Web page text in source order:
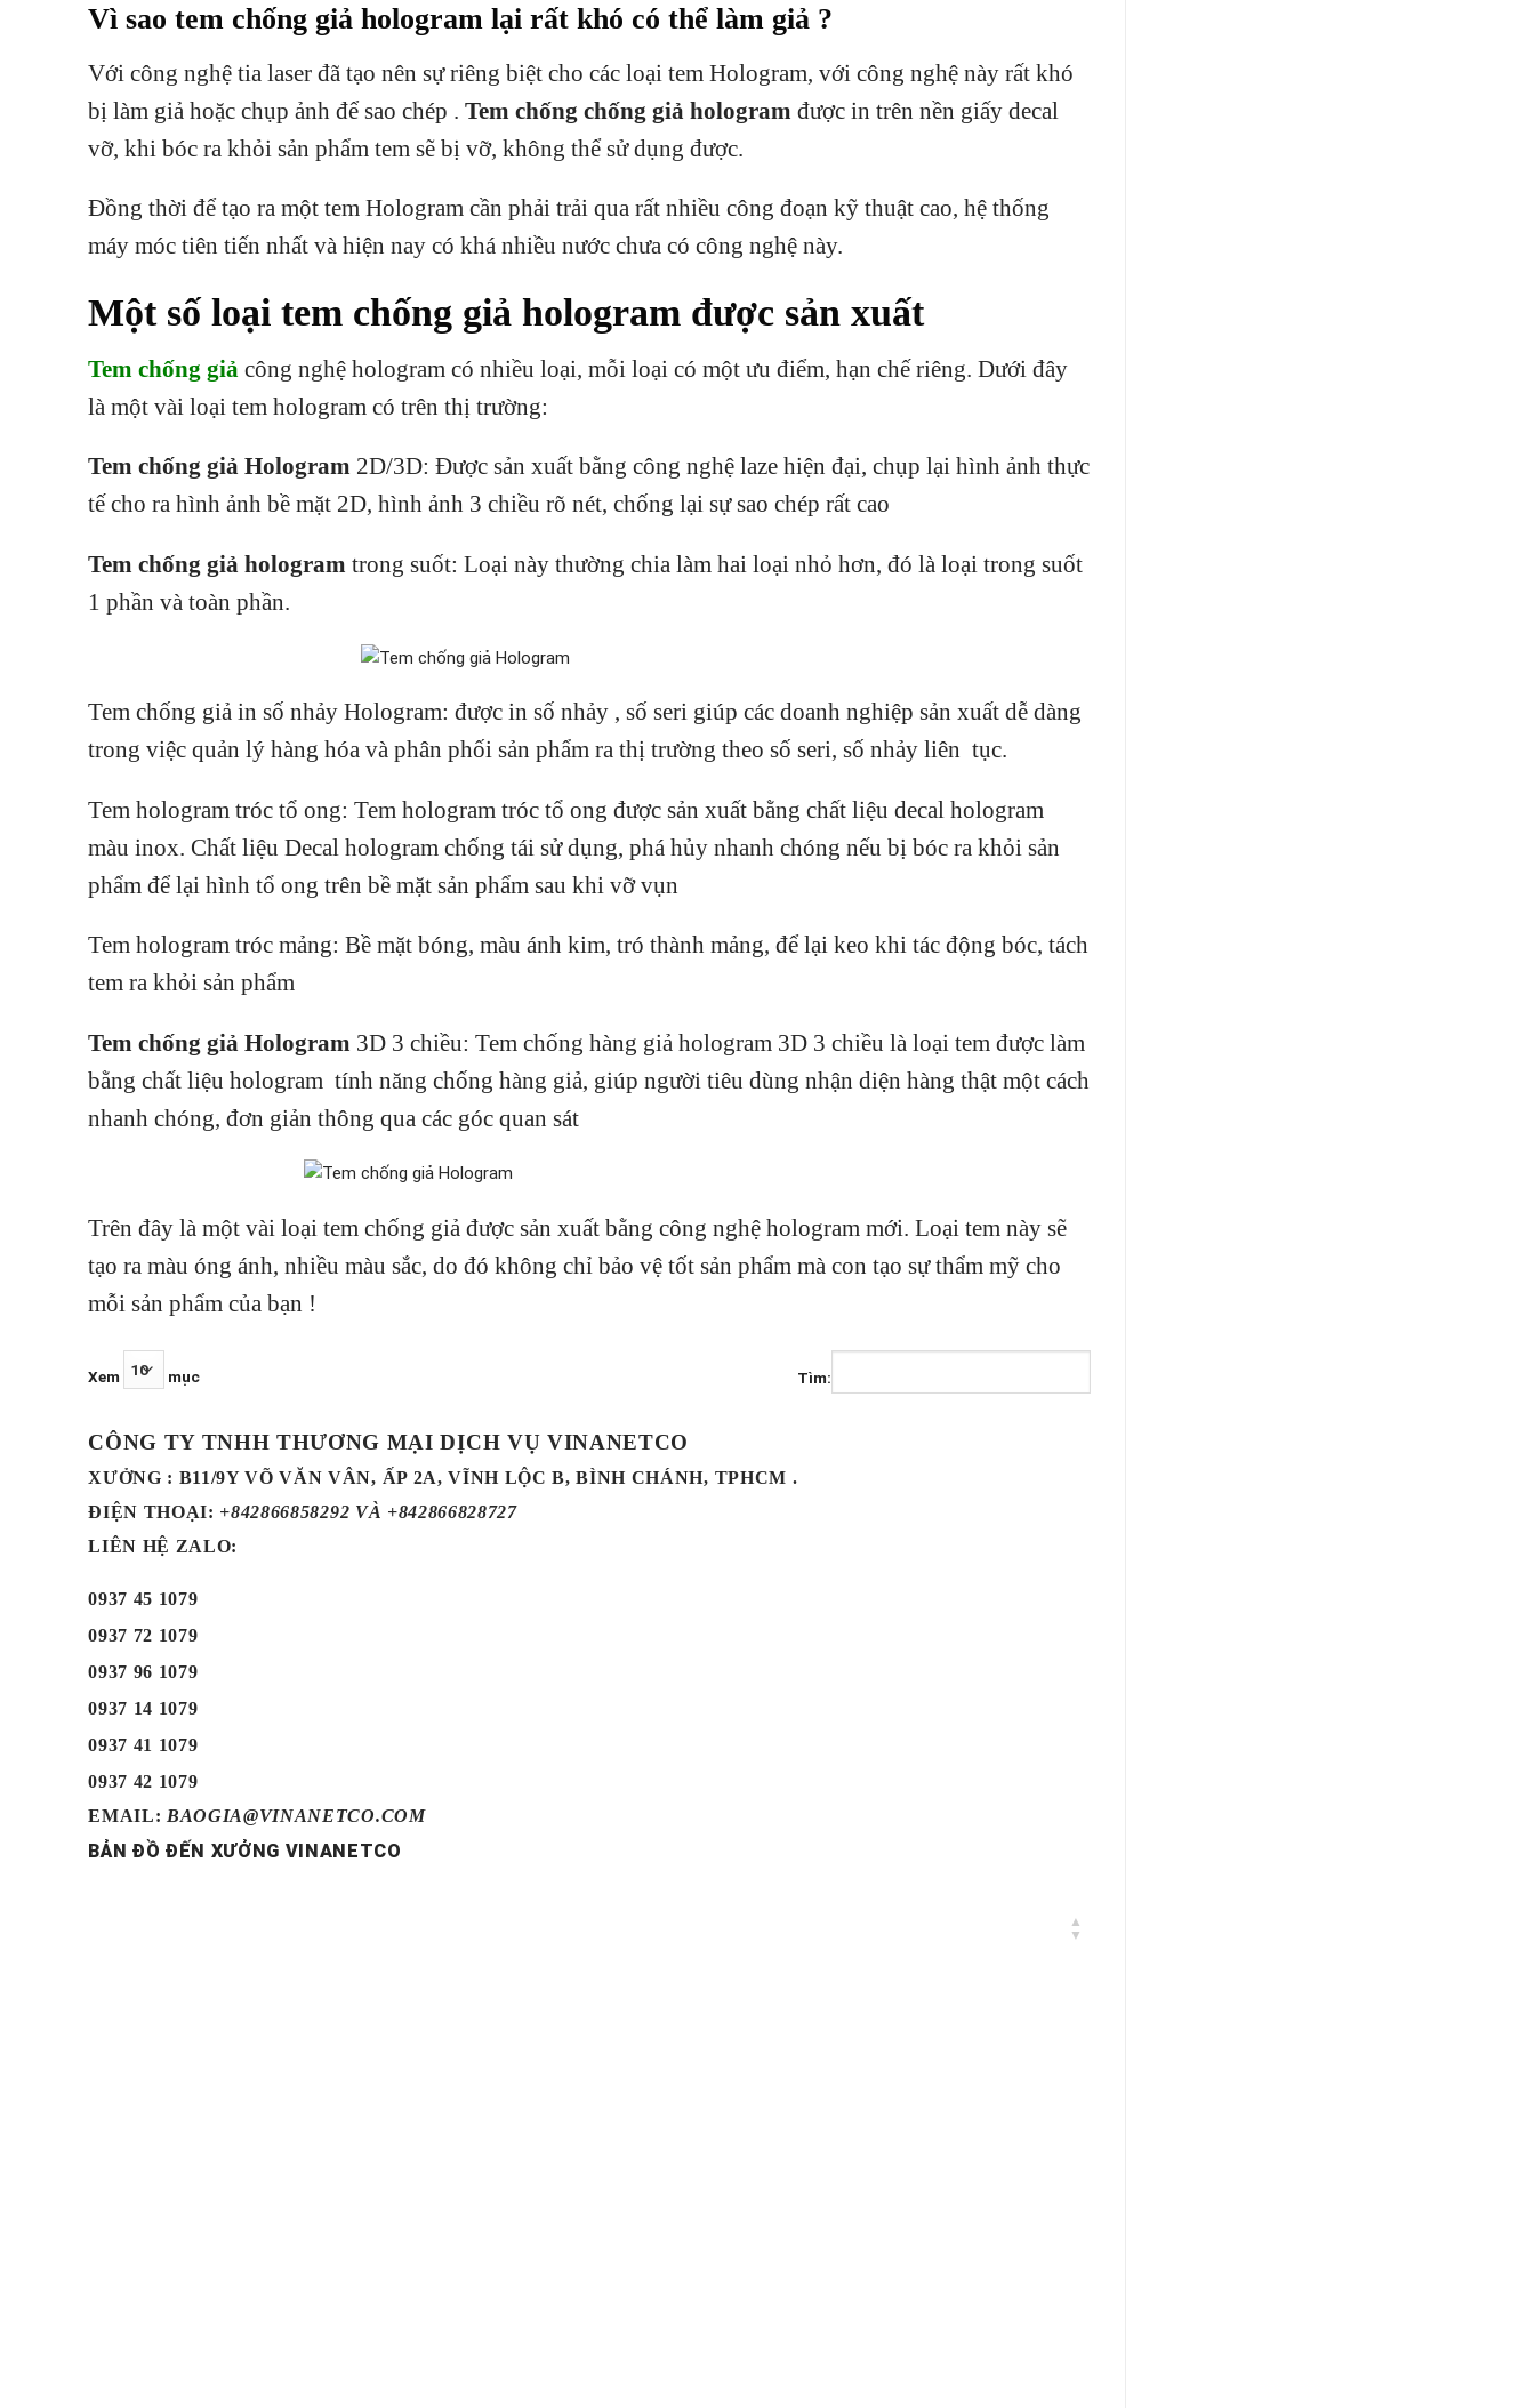
Vì sao tem chống giả hologram lại rất khó có thể làm giả ?
Với công nghệ tia laser đã tạo nên sự riêng biệt cho các loại tem Hologram, với công nghệ này rất khó
bị làm giả hoặc chụp ảnh để sao chép . Tem chống chống giả hologram được in trên nền giấy decal
vỡ, khi bóc ra khỏi sản phẩm tem sẽ bị vỡ, không thể sử dụng được.
Đồng thời để tạo ra một tem Hologram cần phải trải qua rất nhiều công đoạn kỹ thuật cao, hệ thống
máy móc tiên tiến nhất và hiện nay có khá nhiều nước chưa có công nghệ này.
Một số loại tem chống giả hologram được sản xuất
Tem chống giả công nghệ hologram có nhiều loại, mỗi loại có một ưu điểm, hạn chế riêng. Dưới đây
là một vài loại tem hologram có trên thị trường:
Tem chống giả Hologram 2D/3D: Được sản xuất bằng công nghệ laze hiện đại, chụp lại hình ảnh thực
tế cho ra hình ảnh bề mặt 2D, hình ảnh 3 chiều rõ nét, chống lại sự sao chép rất cao
Tem chống giả hologram trong suốt: Loại này thường chia làm hai loại nhỏ hơn, đó là loại trong suốt
1 phần và toàn phần.
Tem chống giả in số nhảy Hologram: được in số nhảy , số seri giúp các doanh nghiệp sản xuất dễ dàng
trong việc quản lý hàng hóa và phân phối sản phẩm ra thị trường theo số seri, số nhảy liên tục.
Tem hologram tróc tổ ong: Tem hologram tróc tổ ong được sản xuất bằng chất liệu decal hologram
màu inox. Chất liệu Decal hologram chống tái sử dụng, phá hủy nhanh chóng nếu bị bóc ra khỏi sản
phẩm để lại hình tổ ong trên bề mặt sản phẩm sau khi vỡ vụn
Tem hologram tróc mảng: Bề mặt bóng, màu ánh kim, tró thành mảng, để lại keo khi tác động bóc, tách
tem ra khỏi sản phẩm
Tem chống giả Hologram 3D 3 chiều: Tem chống hàng giả hologram 3D 3 chiều là loại tem được làm
bằng chất liệu hologram tính năng chống hàng giả, giúp người tiêu dùng nhận diện hàng thật một cách
nhanh chóng, đơn giản thông qua các góc quan sát
Trên đây là một vài loại tem chống giả được sản xuất bằng công nghệ hologram mới. Loại tem này sẽ
tạo ra màu óng ánh, nhiều màu sắc, do đó không chỉ bảo vệ tốt sản phẩm mà con tạo sự thẩm mỹ cho
mỗi sản phẩm của bạn !
Xem mục Tìm:
CÔNG TY TNHH THƯƠNG MẠI DỊCH VỤ VINANETCO
XƯỞNG : B11/9Y VÕ VĂN VÂN, ẤP 2A, VĨNH LỘC B, BÌNH CHÁNH, TPHCM .
ĐIỆN THOẠI: +842866858292 VÀ +842866828727
LIÊN HỆ ZALO:
0937 45 1079
0937 72 1079
0937 96 1079
0937 14 1079
0937 41 1079
0937 42 1079
EMAIL: BAOGIA@VINANETCO.COM
BẢN ĐỒ ĐẾN XƯỞNG VINANETCO